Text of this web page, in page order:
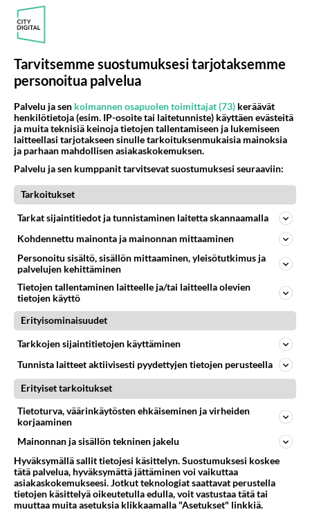
Mitä tuot pöytään parisuhteessa?
04.08.2026 16:53
Sinkut
Martinan bisneksillä ei mene hyvin
https://www.iltalehti.fi/viihdeuutiset/a/c46da6ab-340f-4790-aaa7-0865eed2336 Yrityksen konkurssihakemus on tullut kärä
05.08.2026 05:51
Kotimaiset julkkisjuorut
2 km on nykyään liian pitkä koulumatka
04.08.2026 10:07
Lieksa
78
Tiesitkö? Martina Aitolehden isäpuoli on tämä suosittu laulaja
Martina Aitolehti on seurattu julkisuuden henkilö. Lähipiiriin mahtuu muitakin tunnettuja henkilöitä. Tiesitkö, että Ma
855
Mikä sinua ja kaivattuasi
Yhdistää??????
04.08.2026 18:50
Ikävä
54
803
Sinulle mies
Kohtaamme jälleen kun on oikea aika. Sitä ei voi mikään eikä kukaan estää <3 <3
04.08.2026 15:01
Ikävä
40
789
Miia Heikkinen avautui !
04.08.2026 04:27
Judo
74
Voiko meidän välit
Koskaan parantua tästä?
05.08.2026 05:34
Ikävä
726
Mitä töitä kaivattusi on tehnyt?
😅
Tarvitsemme suostumuksesi tarjotaksemme
personoitua palvelua
Palvelu ja sen kolmannen osapuolen toimittajat (73) keräävät
henkilötietoja (esim. IP-osoite tai laitetunniste) käyttäen evästeitä
ja muita teknisiä keinoja tietojen tallentamiseen ja lukemiseen
laitteellasi tarjotakseen sinulle tarkoituksenmukaisia mainoksia
ja parhaan mahdollisen asiakaskokemuksen.
Palvelu ja sen kumppanit tarvitsevat suostumuksesi seuraaviin:
Tarkoitukset
Tarkat sijaintitiedot ja tunnistaminen laitetta skannaamalla
Kohdennettu mainonta ja mainonnan mittaaminen
Personoitu sisältö, sisällön mittaaminen, yleisötutkimus ja
palvelujen kehittäminen
Tietojen tallentaminen laitteelle ja/tai laitteella olevien
tietojen käyttö
Erityisominaisuudet
Tarkkojen sijaintitietojen käyttäminen
Tunnista laitteet aktiivisesti pyydettyjen tietojen perusteella
Erityiset tarkoitukset
Tietoturva, väärinkäytösten ehkäiseminen ja virheiden
korjaaminen
Mainonnan ja sisällön tekninen jakelu
Hyväksymällä sallit tietojesi käsittelyn. Suostumuksesi koskee
tätä palvelua, hyväksymättä jättäminen voi vaikuttaa
asiakaskokemukseesi. Jotkut teknologiat saattavat perustella
tietojen käsittelyä oikeutetulla edulla, voit vastustaa tätä tai
muuttaa muita asetuksia klikkaamalla "Asetukset" linkkiä.